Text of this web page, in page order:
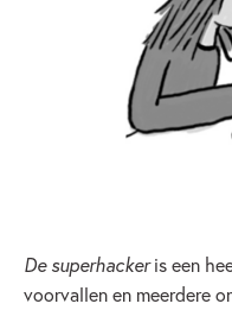
De superhackeris een
voorvallen en meerdere